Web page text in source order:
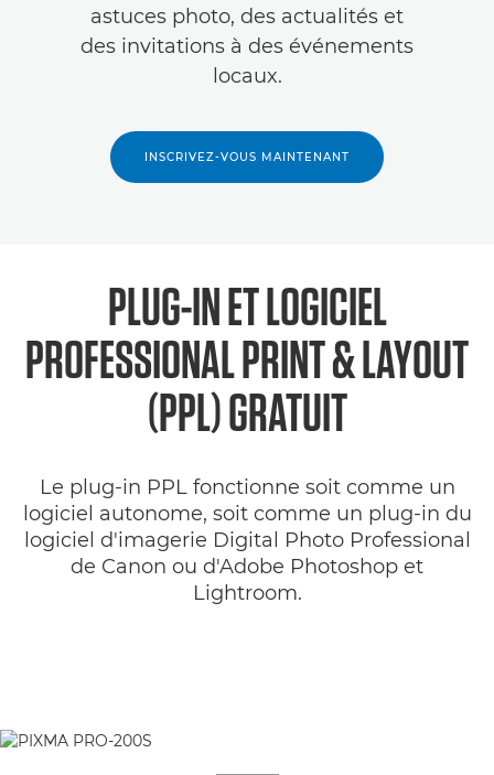
astuces photo, des actualités et
des invitations à des événements
locaux.
INSCRIVEZ-VOUS MAINTENANT
PLUG-IN ET LOGICIEL
PROFESSIONAL PRINT & LAYOUT
(PPL) GRATUIT
Le plug-in PPL fonctionne soit comme un
logiciel autonome, soit comme un plug-in du
logiciel d'imagerie Digital Photo Professional
de Canon ou d'Adobe Photoshop et
Lightroom.